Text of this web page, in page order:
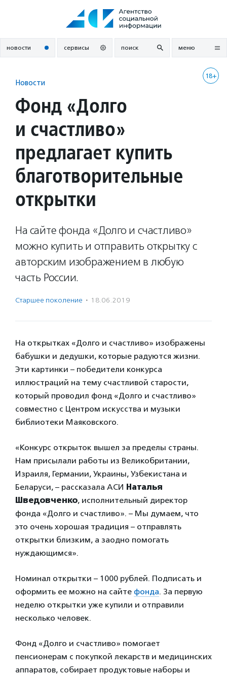
новости сервисы поиск меню
18+
Новости
Фонд «Долго
и счастливо»
предлагает купить
благотворительные
открытки
На сайте фонда «Долго и счастливо»
можно купить и отправить открытку с
авторским изображением в любую
часть России.
Старшее поколение · 18.06.2019
На открытках «Долго и счастливо» изображены
бабушки и дедушки, которые радуются жизни.
Эти картинки – победители конкурса
иллюстраций на тему счастливой старости,
который проводил фонд «Долго и счастливо»
совместно с Центром искусства и музыки
библиотеки Маяковского.
«Конкурс открыток вышел за пределы страны.
Нам присылали работы из Великобритании,
Израиля, Германии, Украины, Узбекистана и
Беларуси, – рассказала АСИ Наталья
Шведовченко, исполнительный директор
фонда «Долго и счастливо». – Мы думаем, что
это очень хорошая традиция – отправлять
открытки близким, а заодно помогать
нуждающимся».
Номинал открытки – 1000 рублей. Подписать и
оформить ее можно на сайте фонда. За первую
неделю открытки уже купили и отправили
несколько человек.
Фонд «Долго и счастливо» помогает
пенсионерам с покупкой лекарств и медицинских
аппаратов, собирает продуктовые наборы и